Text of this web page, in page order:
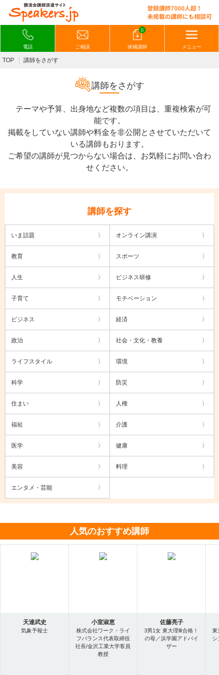
電話 ご相談
0
候補講師 メニュー
TOP 講師をさがす
講師をさがす
テーマや予算、出身地など複数の項目は、重複検索が可
能です。
掲載をしていない講師や料金を非公開とさせていただいて
いる講師もおります。
ご希望の講師が見つからない場合は、お気軽にお問い合わ
せください。
講師を探す
いま話題 オンライン講演
教育 スポーツ
人生 ビジネス研修
子育て モチベーション
ビジネス 経済
政治 社会・文化・教養
ライフスタイル 環境
科学 防災
住まい 人権
福祉 介護
医学 健康
美容 料理
エンタメ・芸能
人気のおすすめ講師
天達武史
気象予報士
小室淑恵
株式会社ワーク・ライ
フバランス代表取締役
社長/金沢工業大学客員
教授
佐藤亮子
3男1女 東大理Ⅲ合格！
の母／浜学園アドバイ
ザー
東
シ